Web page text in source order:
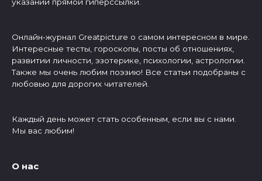
Онлайн-журнал Greatpicture о самом интересном в мире.
Интересные тесты, гороскопы, посты об отношениях,
развитии личности, эзотерике, психологии, астрологии.
Также мы очень любим поэзию! Все статьи подобраны с
любовью для дорогих читателей.
Каждый день может стать особенным, если вы с нами.
Мы вас любим!
О нас